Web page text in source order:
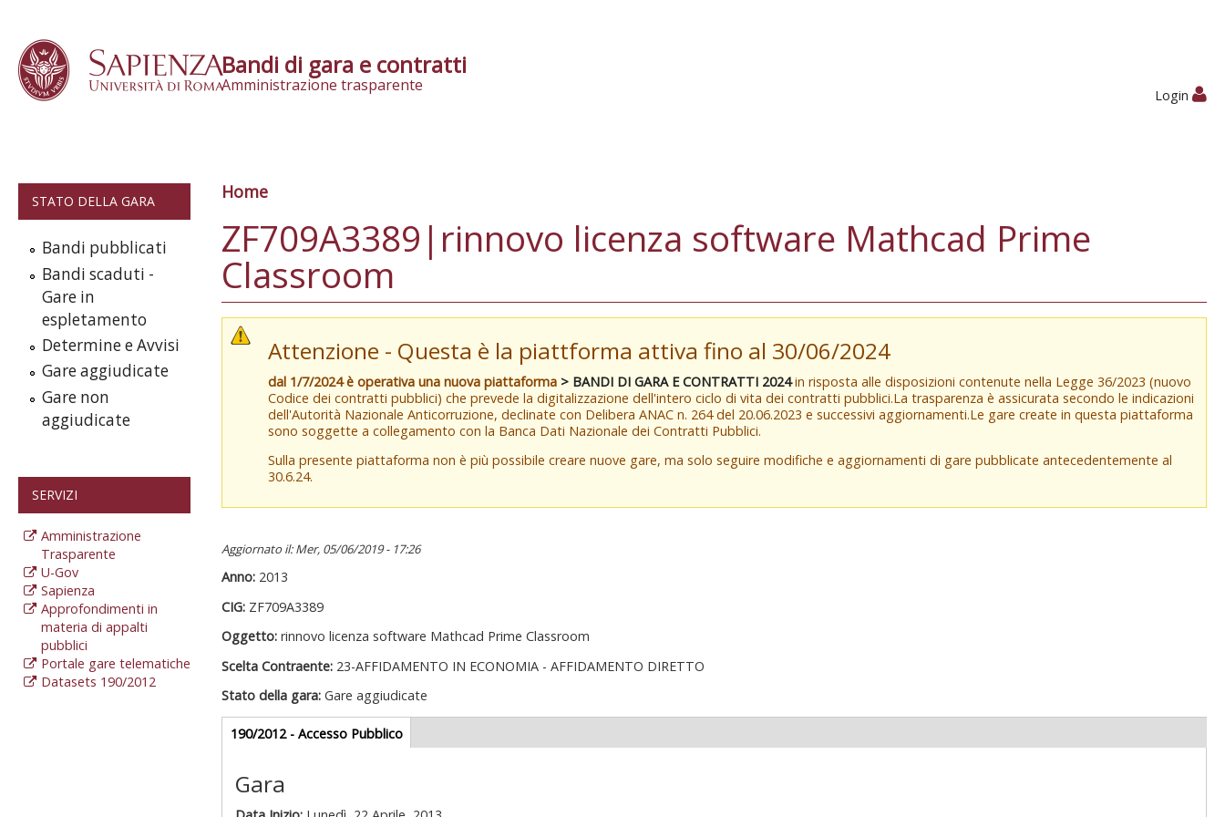
Bandi di gara e contratti
Amministrazione trasparente
Login
STATO DELLA GARA
Bandi pubblicati
Bandi scaduti -
Gare in
espletamento
Determine e Avvisi
Gare aggiudicate
Gare non
aggiudicate
SERVIZI
Amministrazione
Trasparente
U-Gov
Sapienza
Approfondimenti in
materia di appalti
pubblici
Portale gare telematiche
Datasets 190/2012
Tu sei qui
Home
ZF709A3389|rinnovo licenza software Mathcad Prime
Classroom
Attenzione - Questa è la piattforma attiva fino al 30/06/2024
dal 1/7/2024 è operativa una nuova piattaforma > BANDI DI GARA E CONTRATTI 2024in risposta alle disposizioni contenute nella Legge 36/2023 (nuovo
Codice dei contratti pubblici) che prevede la digitalizzazione dell'intero ciclo di vita dei contratti pubblici.La trasparenza è assicurata secondo le indicazioni
dell'Autorità Nazionale Anticorruzione, declinate con Delibera ANAC n. 264 del 20.06.2023 e successivi aggiornamenti.Le gare create in questa piattaforma
sono soggette a collegamento con la Banca Dati Nazionale dei Contratti Pubblici.
Sulla presente piattaforma non è più possibile creare nuove gare, ma solo seguire modifiche e aggiornamenti di gare pubblicate antecedentemente al
30.6.24.
Aggiornato il: Mer, 05/06/2019 - 17:26
Anno: 2013
CIG: ZF709A3389
Oggetto: rinnovo licenza software Mathcad Prime Classroom
Scelta Contraente: 23-AFFIDAMENTO IN ECONOMIA - AFFIDAMENTO DIRETTO
Stato della gara: Gare aggiudicate
Gare appalti
190/2012 - Accesso Pubblico(scheda
attiva)
Gara